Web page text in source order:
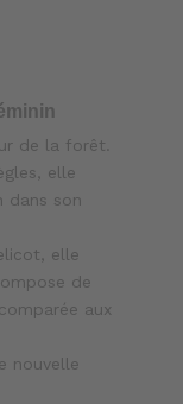
de la forêt.
elle
dans son
elle
de
aux
nouvelle